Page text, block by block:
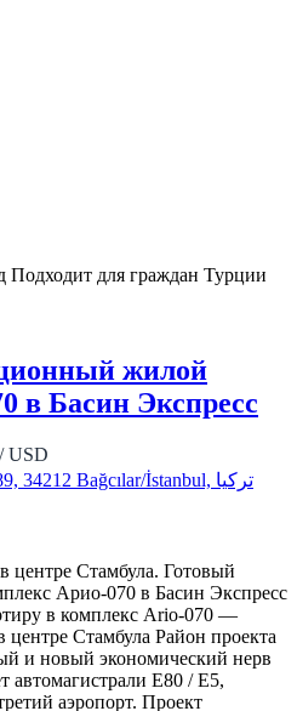
Подходит для граждан Турции
жилой
в Басин Экспресс
/ USD
15 Temmuz, Bahar Cd. No:89, 34212 Bağcılar/İstanbul, تركيا
центре Стамбула. Готовый
Арио-070 в Басин Экспресс
в комплекс Ario-070 —
Стамбула Район проекта
и новый экономический нерв
автомагистрали E80 / E5,
аэропорт. Проект